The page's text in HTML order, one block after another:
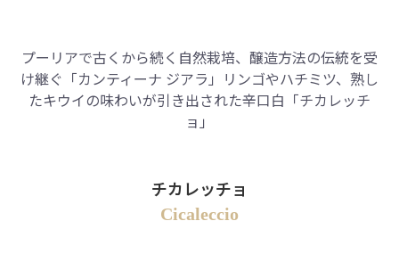
プーリアで古くから続く自然栽培、醸造方法の伝統を受
け継ぐ「カンティーナ ジアラ」 リンゴやハチミツ、熟し
たキウイの味わいが引き出された辛口白「チカレッチ
ョ」
チカレッチョ
Cicaleccio